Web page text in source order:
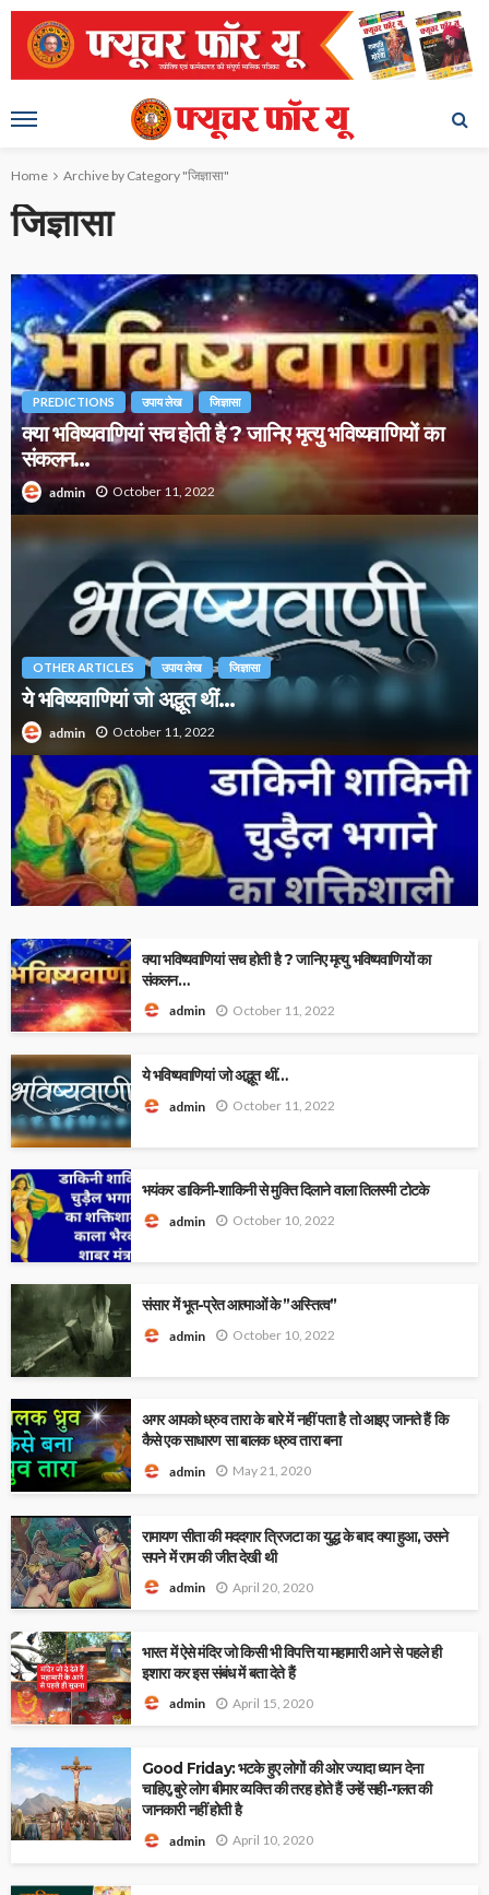
Home Archive by Category "जिज्ञासा"
जिज्ञासा
PREDICTIONS उपाय लेख जिज्ञासा
क्या भविष्यवाणियां सच होती है ? जानिए मृत्यु भविष्यवाणियों का
संकलन…
admin October 11, 2022
OTHER ARTICLES उपाय लेख जिज्ञासा
ये भविष्यवाणियां जो अद्भूत थीं…
admin October 11, 2022
क्या भविष्यवाणियां सच होती है ? जानिए मृत्यु भविष्यवाणियों का
संकलन…
admin October 11, 2022
ये भविष्यवाणियां जो अद्भूत थीं…
admin October 11, 2022
भयंकर डाकिनी-शाकिनी से मुक्ति दिलाने वाला तिलस्मी टोटके
admin October 10, 2022
संसार में भूत-प्रेत आत्माओं के ’’अस्तित्व’’
admin October 10, 2022
अगर आपको ध्रुव तारा के बारे में नहीं पता है तो आइए जानते हैं कि
कैसे एक साधारण सा बालक ध्रुव तारा बना
admin May 21, 2020
रामायण सीता की मददगार त्रिजटा का युद्ध के बाद क्या हुआ, उसने
सपने में राम की जीत देखी थी
admin April 20, 2020
भारत में ऐसे मंदिर जो किसी भी विपत्ति या महामारी आने से पहले ही
इशारा कर इस संबंध में बता देते हैं
admin April 15, 2020
Good Friday: भटके हुए लोगों की ओर ज्यादा ध्यान देना
चाहिए,बुरे लोग बीमार व्यक्ति की तरह होते हैं उन्हें सही-गलत की
जानकारी नहीं होती है
admin April 10, 2020